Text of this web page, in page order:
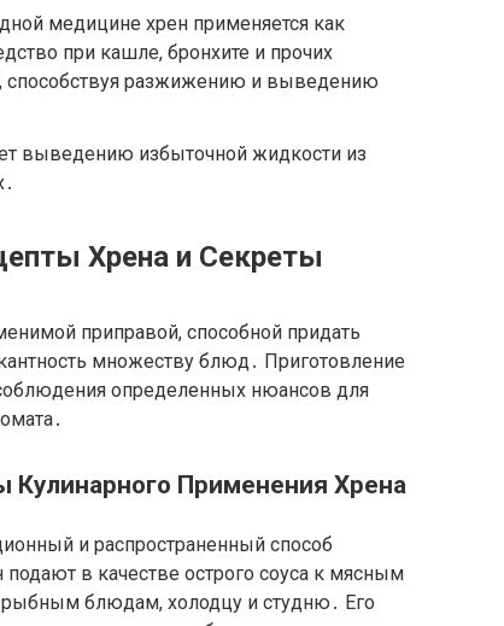
медицине хрен применяется как
при кашле, бронхите и прочих
способствуя разжижению и выведению
выведению избыточной жидкости из
Хрена и Секреты
приправой, способной придать
множеству блюд․ Приготовление
определенных нюансов для
Применения Хрена
и распространенный способ
в качестве острого соуса к мясным
рыбным блюдам, холодцу и студню․ Его